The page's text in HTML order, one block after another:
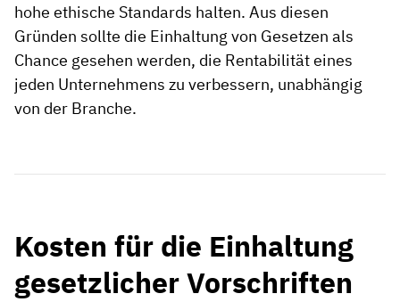
hohe ethische Standards halten. Aus diesen
Gründen sollte die Einhaltung von Gesetzen als
Chance gesehen werden, die Rentabilität eines
jeden Unternehmens zu verbessern, unabhängig
von der Branche.
Kosten für die Einhaltung
gesetzlicher Vorschriften